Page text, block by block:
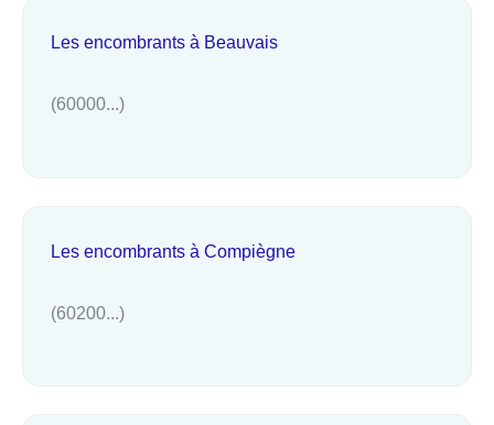
Les encombrants à Beauvais
(60000...)
Les encombrants à Compiègne
(60200...)